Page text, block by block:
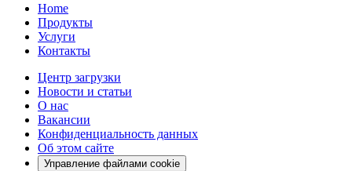
Home
Продукты
Услуги
Контакты
Центр загрузки
Новости и статьи
О нас
Вакансии
Конфиденциальность данных
Об этом сайте
Управление файлами cookie